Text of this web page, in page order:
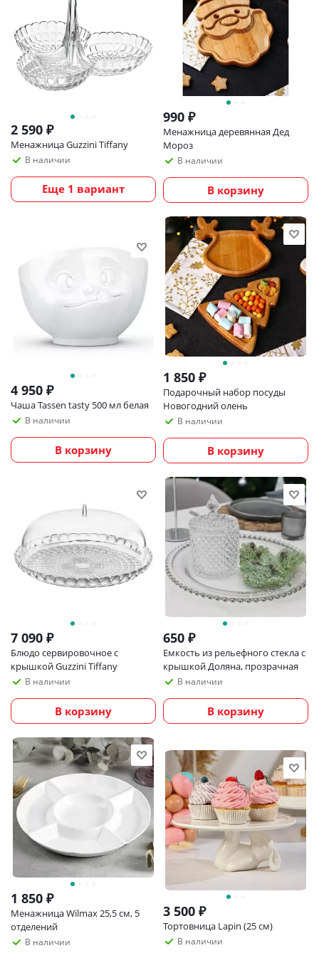
2 590 ₽
Менажница Guzzini Tiffany
В наличии
Еще 1 вариант
990 ₽
Менажница деревянная Дед
Мороз
В наличии
В корзину
4 950 ₽
Чаша Tassen tasty 500 мл белая
В наличии
В корзину
1 850 ₽
Подарочный набор посуды
Новогодний олень
В наличии
В корзину
7 090 ₽
Блюдо сервировочное с
крышкой Guzzini Tiffany
В наличии
В корзину
650 ₽
Емкость из рельефного стекла с
крышкой Доляна, прозрачная
В наличии
В корзину
1 850 ₽
Менажница Wilmax 25,5 см, 5
отделений
В наличии
3 500 ₽
Тортовница Lapin (25 см)
В наличии